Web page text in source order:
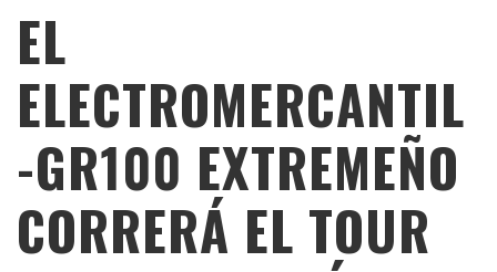
EL
ELECTROMERCANTIL
-GR100 EXTREMEÑO
CORRERÁ EL TOUR